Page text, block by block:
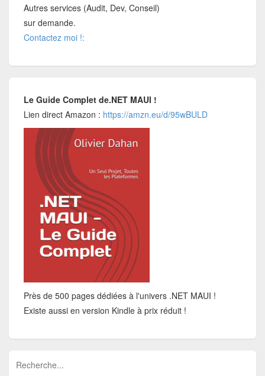
Autres services (Audit, Dev, Conseil)
sur demande.
Contactez moi !:
Le Guide Complet de.NET MAUI !
Lien direct Amazon : https://amzn.eu/d/95wBULD
Près de 500 pages dédiées à l'univers .NET MAUI !
Existe aussi en version Kindle à prix réduit !